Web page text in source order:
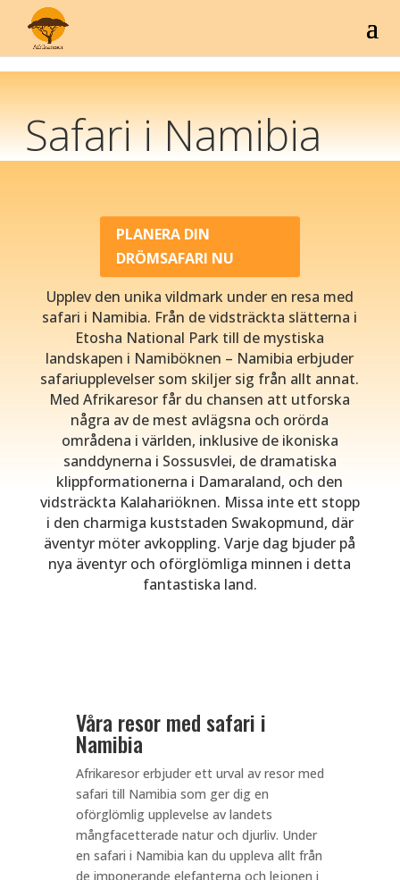
Safari i Namibia
PLANERA DIN
DRÖMSAFARI NU
Upplev den unika vildmark under en resa med
safari i Namibia. Från de vidsträckta slätterna i
Etosha National Park till de mystiska
landskapen i Namiböknen – Namibia erbjuder
safariupplevelser som skiljer sig från allt annat.
Med Afrikaresor får du chansen att utforska
några av de mest avlägsna och orörda
områdena i världen, inklusive de ikoniska
sanddynerna i Sossusvlei, de dramatiska
klippformationerna i Damaraland, och den
vidsträckta Kalahariöknen. Missa inte ett stopp
i den charmiga kuststaden Swakopmund, där
äventyr möter avkoppling. Varje dag bjuder på
nya äventyr och oförglömliga minnen i detta
fantastiska land.
Våra resor med safari i
Namibia
Afrikaresor erbjuder ett urval av resor med
safari till Namibia som ger dig en
oförglömlig upplevelse av landets
mångfacetterade natur och djurliv. Under
en safari i Namibia kan du uppleva allt från
de imponerande elefanterna och lejonen i